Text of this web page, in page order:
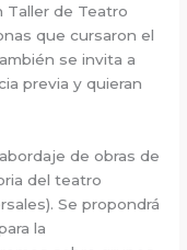
Taller de Teatro
que cursaron el
se invita a
previa y quieran
de obras de
del teatro
Se propondrá
la